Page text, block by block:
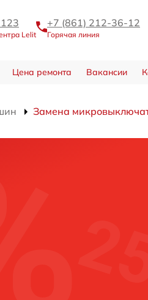
Lelit
+7 (861) 212-36-12
Горячая линия
Цена ремонта Вакансии
Замена